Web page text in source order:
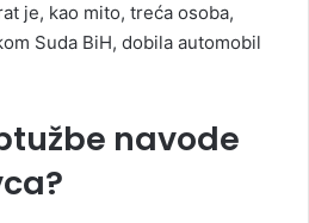
je, kao mito, treća osoba,
Suda BiH, dobila automobil
navode